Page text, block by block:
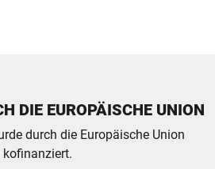
DIE EUROPÄISCHE UNION
durch die Europäische Union
kofinanziert.